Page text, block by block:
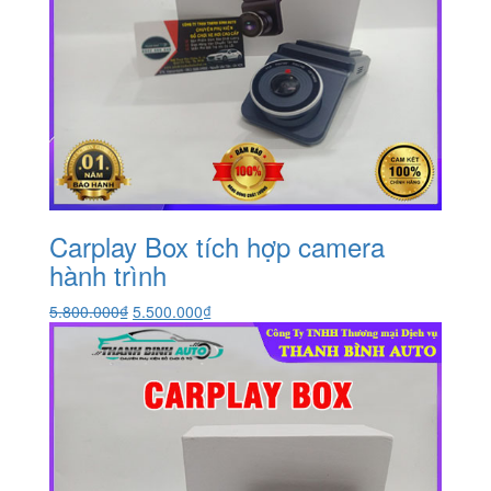
Carplay Box tích hợp camera
hành trình
5.800.000₫ Giá
gốc
là:
5.800.000₫.
5.500.000₫Giá
hiện
tại
là:
5.500.000₫.